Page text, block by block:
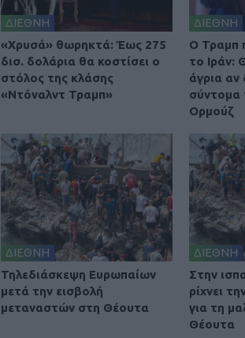
ΔΙΕΘΝΗ
«Χρυσά» θωρηκτά: Έως 275
δισ. δολάρια θα κοστίσει ο
στόλος της κλάσης
«Ντόναλντ Τραμπ»
ΔΙΕΘΝΗ
O Τραμπ
το Ιράν:
άγρια αν
σύντομα
Ορμούζ
ΔΙΕΘΝΗ
Τηλεδιάσκεψη Ευρωπαίων
μετά την εισβολή
μεταναστών στη Θέουτα
ΔΙΕΘΝΗ
Στην
ρίχνει
για τη
Θέουτα